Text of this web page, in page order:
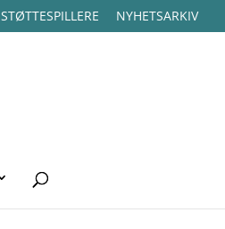
STØTTESPILLERE NYHETSARKIV